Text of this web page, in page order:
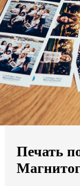
Мы доставляем
Продолжить без
Печать